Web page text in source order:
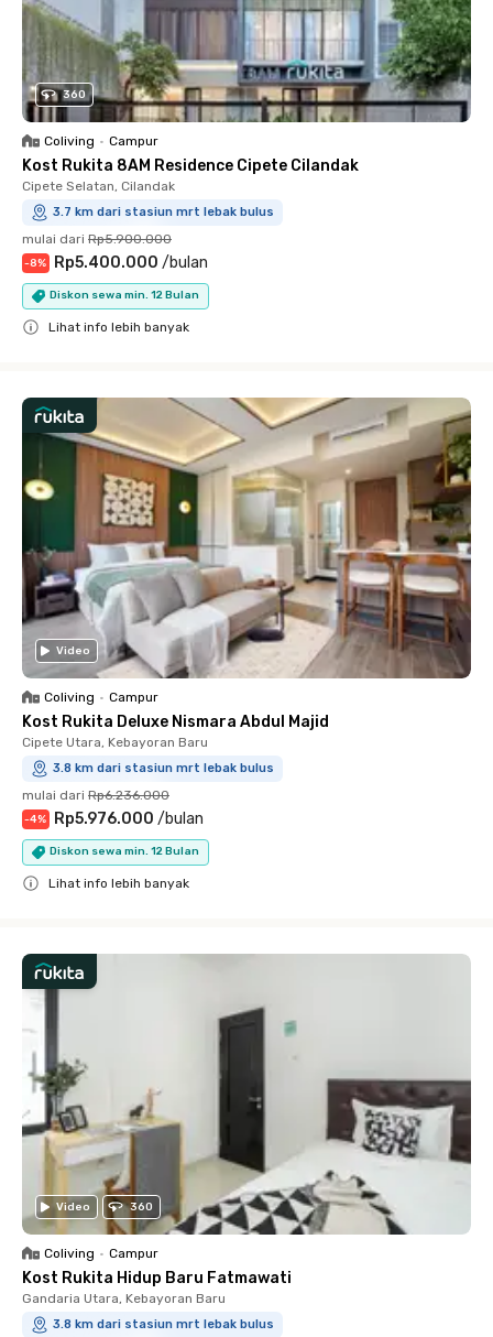
360
Coliving • Campur
Kost Rukita 8AM Residence Cipete Cilandak
Cipete Selatan, Cilandak
3.7 km dari stasiun mrt lebak bulus
mulai dari Rp5.900.000
-8% Rp5.400.000 /bulan
Diskon sewa min. 12 Bulan
Lihat info lebih banyak
Video
Coliving • Campur
Kost Rukita Deluxe Nismara Abdul Majid
Cipete Utara, Kebayoran Baru
3.8 km dari stasiun mrt lebak bulus
mulai dari Rp6.236.000
-4% Rp5.976.000 /bulan
Diskon sewa min. 12 Bulan
Lihat info lebih banyak
Video 360
Coliving • Campur
Kost Rukita Hidup Baru Fatmawati
Gandaria Utara, Kebayoran Baru
3.8 km dari stasiun mrt lebak bulus